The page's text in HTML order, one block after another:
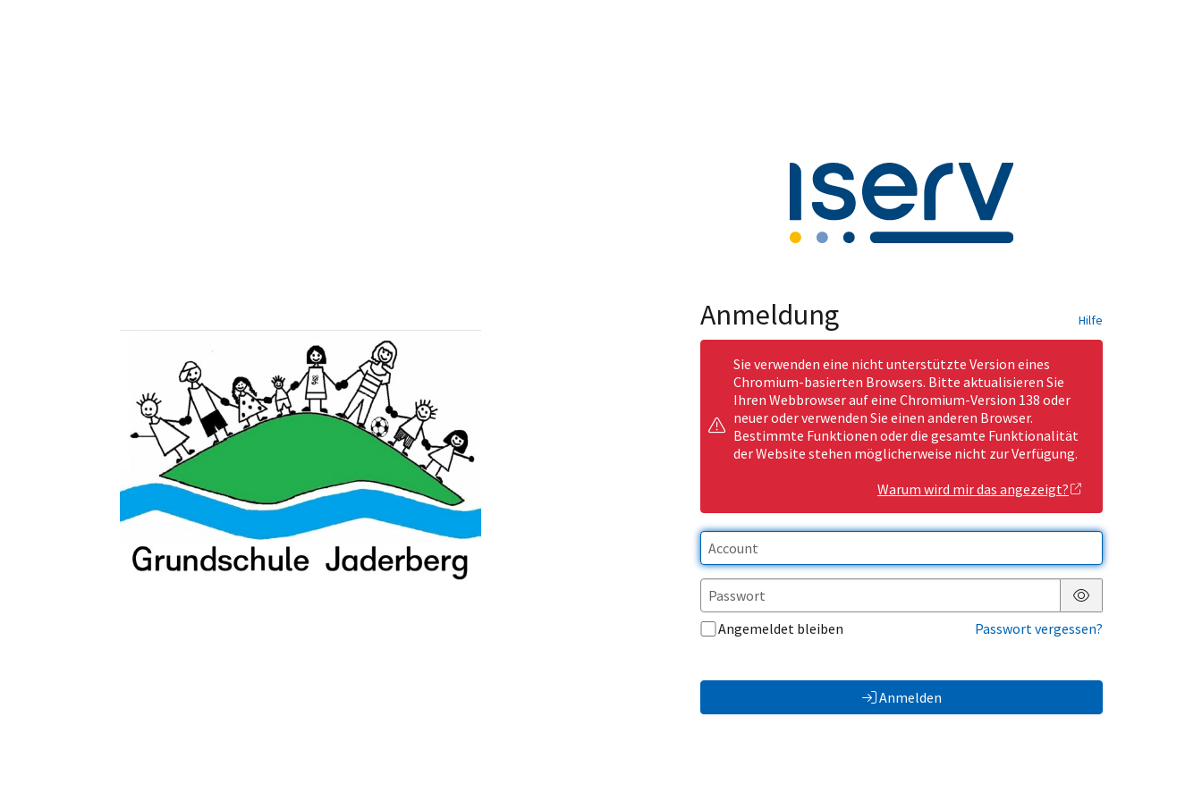
Anmeldung Hilfe
Sie verwenden eine nicht unterstützte Version eines
Chromium-basierten Browsers. Bitte aktualisieren Sie
Ihren Webbrowser auf eine Chromium-Version 138 oder
neuer oder verwenden Sie einen anderen Browser.
Bestimmte Funktionen oder die gesamte Funktionalität
der Website stehen möglicherweise nicht zur Verfügung.
Warum wird mir das angezeigt?
Passwort anzeigen
Angemeldet bleiben
Passwort vergessen?
Anmelden